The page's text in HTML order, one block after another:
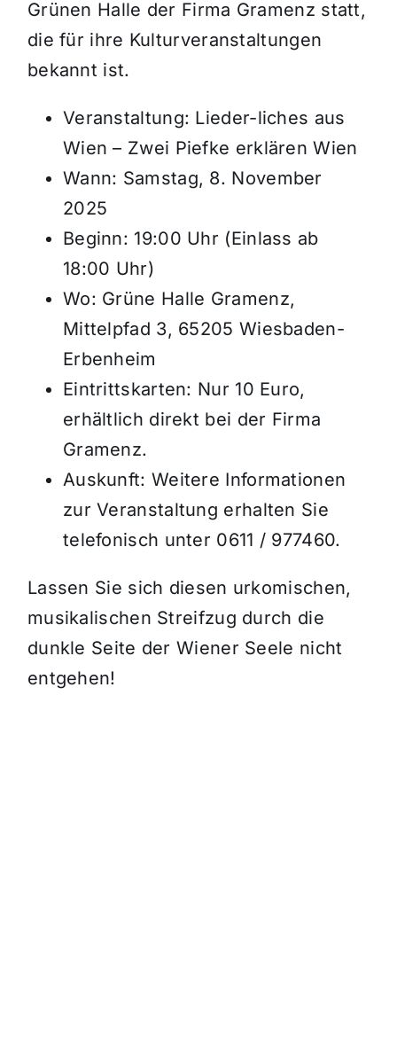
Grünen Halle der Firma Gramenz statt,
die für ihre Kulturveranstaltungen
bekannt ist.
Veranstaltung: Lieder-liches aus
Wien – Zwei Piefke erklären Wien
Wann: Samstag, 8. November
2025
Beginn: 19:00 Uhr (Einlass ab
18:00 Uhr)
Wo: Grüne Halle Gramenz,
Mittelpfad 3, 65205 Wiesbaden-
Erbenheim
Eintrittskarten: Nur 10 Euro,
erhältlich direkt bei der Firma
Gramenz.
Auskunft: Weitere Informationen
zur Veranstaltung erhalten Sie
telefonisch unter 0611 / 977460.
Lassen Sie sich diesen urkomischen,
musikalischen Streifzug durch die
dunkle Seite der Wiener Seele nicht
entgehen!